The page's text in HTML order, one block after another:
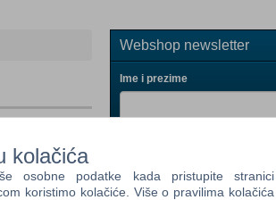
Webshop newsletter
Ime i prezime
kolačića
osobne podatke kada pristupite stranici
koristimo kolačiće. Više o pravilima kolačića